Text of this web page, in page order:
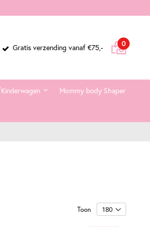
Cart
0items
Gratis verzending vanaf €75,-
Kinderwagen Mommy body Shaper
Toon